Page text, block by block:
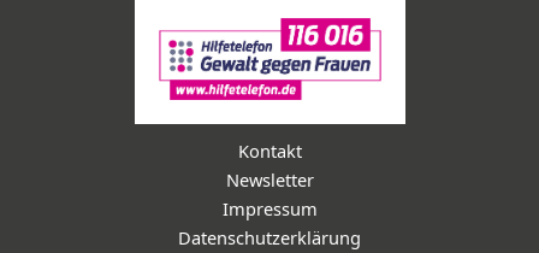
Kontakt
Newsletter
Impressum
Datenschutzerklärung